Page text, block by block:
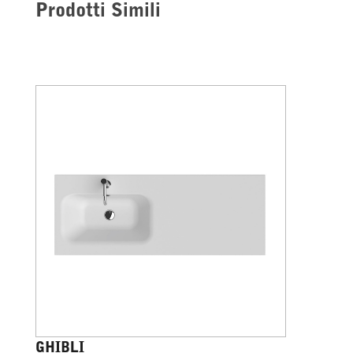
Prodotti Simili
GHIBLI